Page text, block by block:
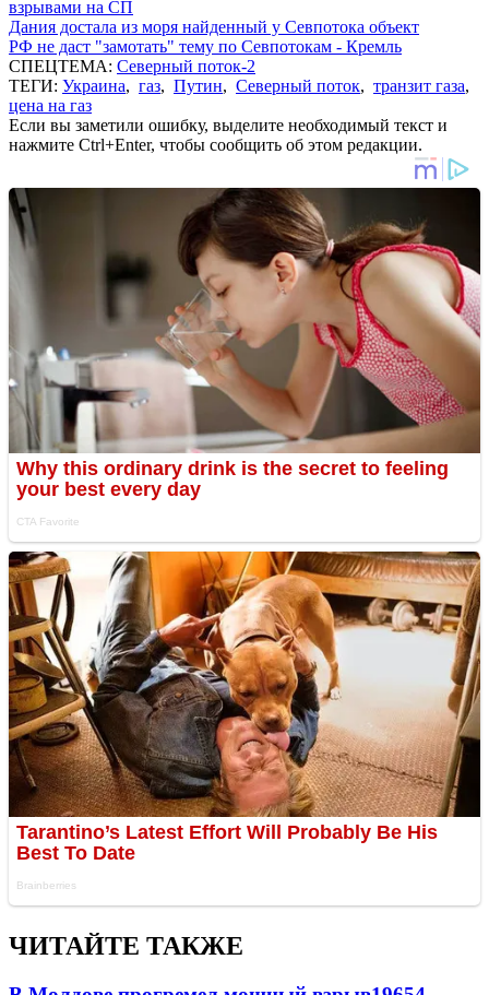
взрывами на СП
Дания достала из моря найденный у Севпотока объект
РФ не даст "замотать" тему по Севпотокам - Кремль
СПЕЦТЕМА: Северный поток-2
ТЕГИ: Украина, газ, Путин, Северный поток, транзит газа,
цена на газ
Если вы заметили ошибку, выделите необходимый текст и
нажмите Ctrl+Enter, чтобы сообщить об этом редакции.
ЧИТАЙТЕ ТАКЖЕ